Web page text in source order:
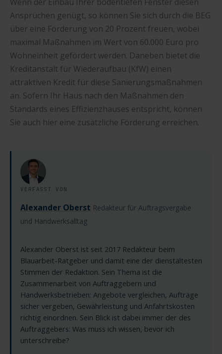
Ansprüchen genügt, so können Sie sich durch die BEG
über eine Förderung von 20 Prozent freuen, wobei
maximal Maßnahmen im Wert von 60.000 Euro pro
Wohneinheit gefördert werden. Daneben bietet die
Kreditanstalt für Wiederaufbau (KfW) einen
attraktiven Kredit für diese Sanierungsmaßnahmen
an. Sofern Ihr Haus nach den Maßnahmen den
Standards eines Effizienzhauses entspricht, können
Sie auch hier eine zusätzliche Förderung erreichen.
VERFASST VON
Alexander Oberst Redakteur für Auftragsvergabe
und Handwerksalltag
Alexander Oberst ist seit 2017 Redakteur beim
Blauarbeit-Ratgeber und damit eine der dienstältesten
Stimmen der Redaktion. Sein Thema ist die
Zusammenarbeit von Auftraggebern und
Handwerksbetrieben: Angebote vergleichen, Aufträge
sicher vergeben, Gewährleistung und Anfahrtskosten
richtig einordnen. Sein Blick ist dabei immer der des
Auftraggebers: Was muss ich wissen, bevor ich
unterschreibe?